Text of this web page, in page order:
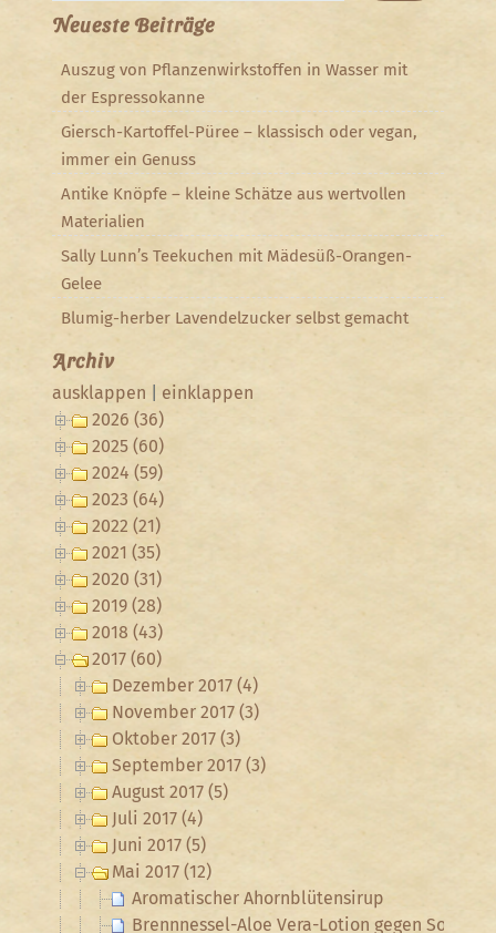
Neueste Beiträge
Auszug von Pflanzenwirkstoffen in Wasser mit
der Espressokanne
Giersch-Kartoffel-Püree – klassisch oder vegan,
immer ein Genuss
Antike Knöpfe – kleine Schätze aus wertvollen
Materialien
Sally Lunn’s Teekuchen mit Mädesüß-Orangen-
Gelee
Blumig-herber Lavendelzucker selbst gemacht
Archiv
ausklappen
einklappen
2026 (36)
2025 (60)
2024 (59)
2023 (64)
2022 (21)
2021 (35)
2020 (31)
2019 (28)
2018 (43)
2017 (60)
Dezember 2017 (4)
November 2017 (3)
Oktober 2017 (3)
September 2017 (3)
August 2017 (5)
Juli 2017 (4)
Juni 2017 (5)
Mai 2017 (12)
Aromatischer Ahornblütensirup
Brennnessel-Aloe Vera-Lotion gegen